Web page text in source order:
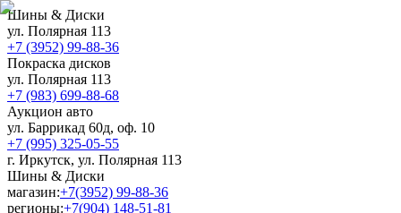
Шины & Диски
ул. Полярная 113
+7 (3952) 99-88-36
Покраска дисков
ул. Полярная 113
+7 (983) 699-88-68
Аукцион авто
ул. Баррикад 60д, оф. 10
+7 (995) 325-05-55
г. Иркутск, ул. Полярная 113
Шины & Диски
магазин:+7(3952) 99-88-36
регионы:+7(904) 148-51-81